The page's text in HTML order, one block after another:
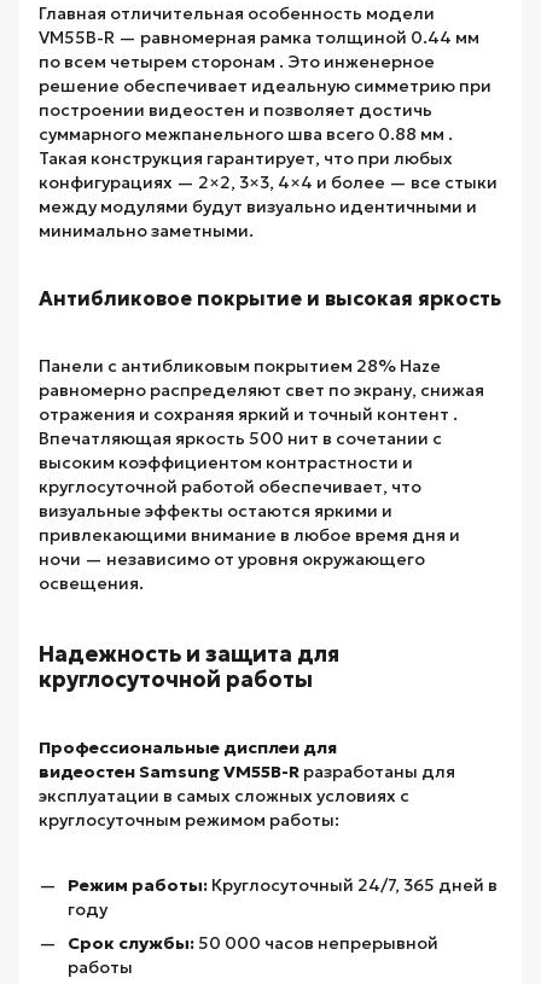
Главная отличительная особенность модели
VM55B-R — равномерная рамка толщиной 0.44 мм
по всем четырем сторонам . Это инженерное
решение обеспечивает идеальную симметрию при
построении видеостен и позволяет достичь
суммарного межпанельного шва всего 0.88 мм .
Такая конструкция гарантирует, что при любых
конфигурациях — 2×2, 3×3, 4×4 и более — все стыки
между модулями будут визуально идентичными и
минимально заметными.
Антибликовое покрытие и высокая яркость
Панели с антибликовым покрытием 28% Haze
равномерно распределяют свет по экрану, снижая
отражения и сохраняя яркий и точный контент .
Впечатляющая яркость 500 нит в сочетании с
высоким коэффициентом контрастности и
круглосуточной работой обеспечивает, что
визуальные эффекты остаются яркими и
привлекающими внимание в любое время дня и
ночи — независимо от уровня окружающего
освещения.
Надежность и защита для
круглосуточной работы
Профессиональные дисплеи для
видеостен Samsung VM55B-R разработаны для
эксплуатации в самых сложных условиях с
круглосуточным режимом работы:
Режим работы: Круглосуточный 24/7, 365 дней в
году
Срок службы: 50 000 часов непрерывной
работы